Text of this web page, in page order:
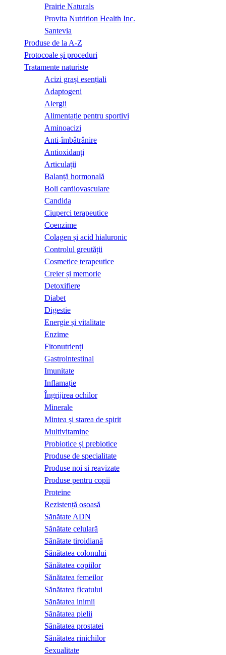
Prairie Naturals
Provita Nutrition Health Inc.
Santevia
Produse de la A-Z
Protocoale și proceduri
Tratamente naturiste
Acizi grași esențiali
Adaptogeni
Alergii
Alimentație pentru sportivi
Aminoacizi
Anti-îmbâtrânire
Antioxidanți
Articulații
Balanță hormonală
Boli cardiovasculare
Candida
Ciuperci terapeutice
Coenzime
Colagen și acid hialuronic
Controlul greutății
Cosmetice terapeutice
Creier și memorie
Detoxifiere
Diabet
Digestie
Energie și vitalitate
Enzime
Fitonutrienți
Gastrointestinal
Imunitate
Inflamație
Îngrijirea ochilor
Minerale
Mintea și starea de spirit
Multivitamine
Probiotice și prebiotice
Produse de specialitate
Produse noi si reavizate
Produse pentru copii
Proteine
Rezistență osoasă
Sănătate ADN
Sănătate celulară
Sănătate tiroidiană
Sănătatea colonului
Sănătatea copiilor
Sănătatea femeilor
Sănătatea ficatului
Sănătatea inimii
Sănătatea pielii
Sănătatea prostatei
Sănătatea rinichilor
Sexualitate